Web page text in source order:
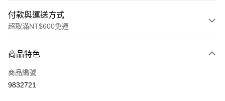
付款與運送方式
超取滿NT$600免運
信用卡一次付款
信用卡分期付款
商品特色
商品編號
9832721